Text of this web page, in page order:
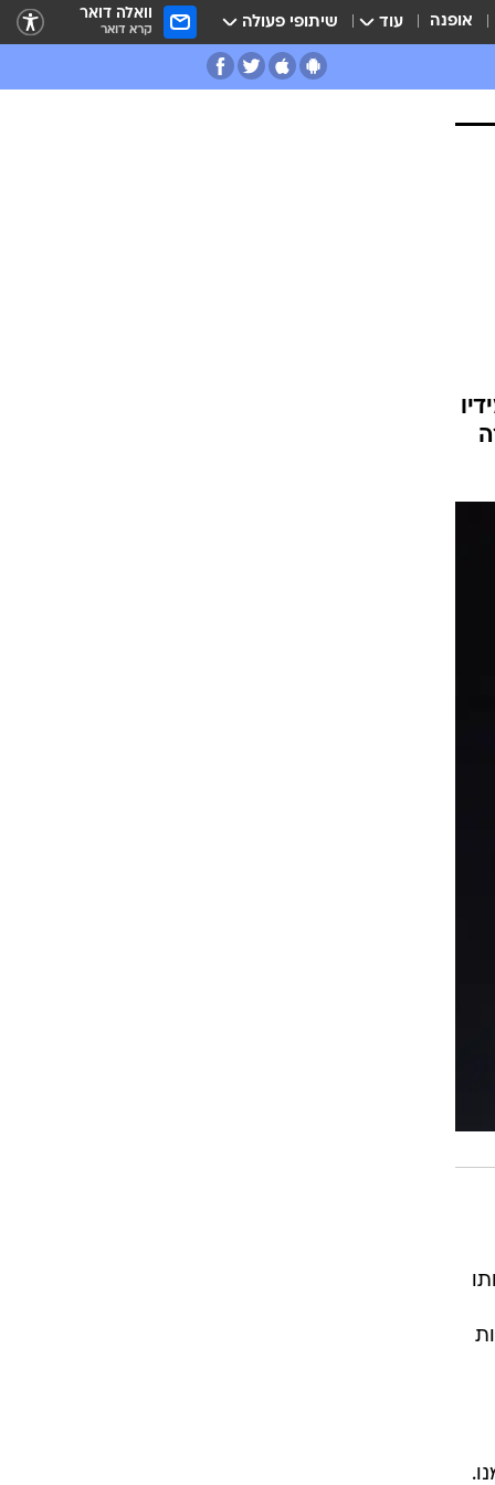
אופנה עוד שיתופי פעולה וואלה דואר
קרא דואר